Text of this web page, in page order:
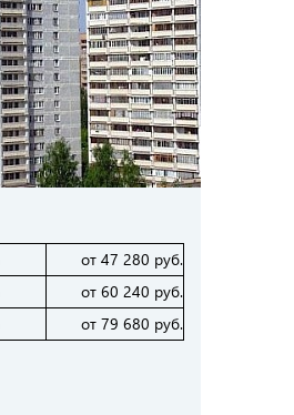
от 47 280 руб.
от 60 240 руб.
от 79 680 руб.